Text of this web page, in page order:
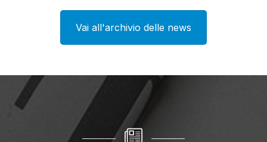
Vai all'archivio delle news